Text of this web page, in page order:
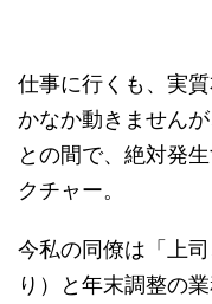
仕事に行くも、実
かなか動きません
との間で、絶対発
クチャー。
今私の同僚は「上
り）と年末調整の